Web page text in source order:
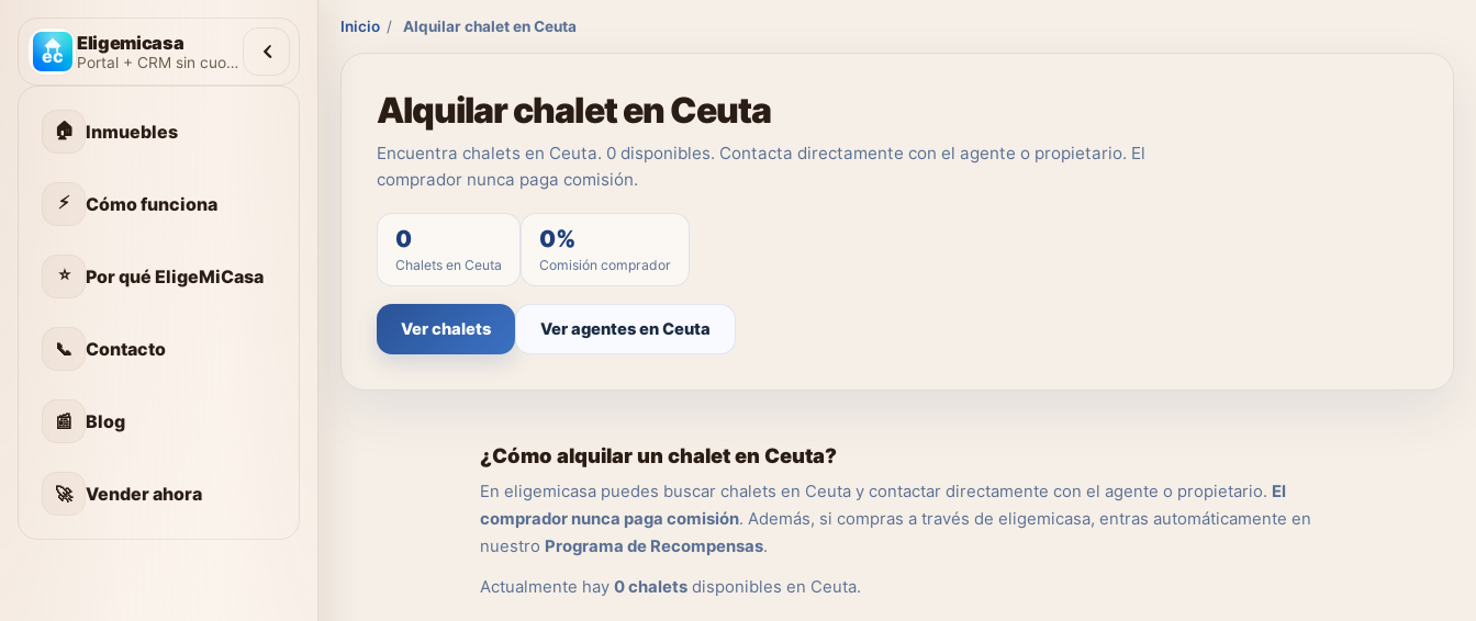
Eligemicasa
Portal + CRM sin cuotas
🏠 Inmuebles
⚡ Cómo funciona
⭐ Por qué EligeMiCasa
📞 Contacto
📰 Blog
🚀 Vender ahora
Inicio / Alquilar chalet en Ceuta
Alquilar chalet en Ceuta
Encuentra chalets en Ceuta. 0 disponibles. Contacta directamente con el agente o propietario. El
comprador nunca paga comisión.
0
Chalets en Ceuta
0%
Comisión comprador
Ver chalets Ver agentes en Ceuta
¿Cómo alquilar un chalet en Ceuta?
En eligemicasa puedes buscar chalets en Ceuta y contactar directamente con el agente o propietario. El
comprador nunca paga comisión. Además, si compras a través de eligemicasa, entras automáticamente en
nuestro Programa de Recompensas.
Actualmente hay 0 chalets disponibles en Ceuta.